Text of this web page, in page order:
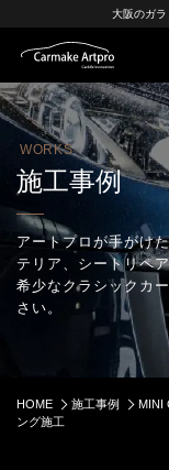
大阪のガ
WORKS
施工事例
アートプロが手がけ
テリア、シートリペ
希少なクラシックカ
さい。
HOME 施工事例
MINI
ング施工